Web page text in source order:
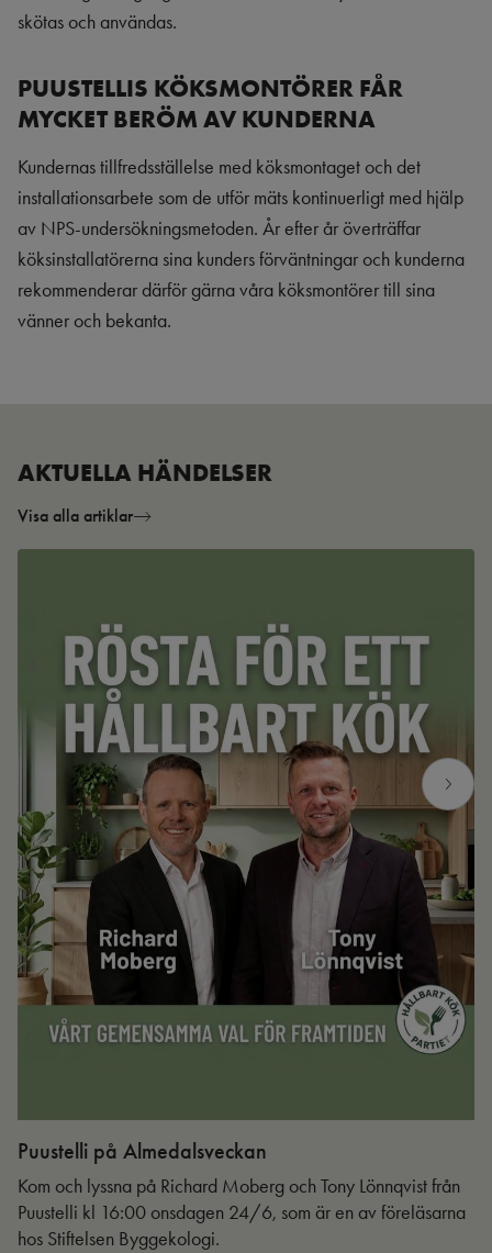
skötas och användas.
PUUSTELLIS KÖKSMONTÖRER FÅR
MYCKET BERÖM AV KUNDERNA
Kundernas tillfredsställelse med köksmontaget och det
installationsarbete som de utför mäts kontinuerligt med hjälp
av NPS-undersökningsmetoden. År efter år överträffar
köksinstallatörerna sina kunders förväntningar och kunderna
rekommenderar därför gärna våra köksmontörer till sina
vänner och bekanta.
AKTUELLA HÄNDELSER
Visa alla artiklar
Puustelli på Almedalsveckan
Kom och lyssna på Richard Moberg och Tony Lönnqvist från
Puustelli kl 16:00 onsdagen 24/6, som är en av föreläsarna
hos Stiftelsen Byggekologi.